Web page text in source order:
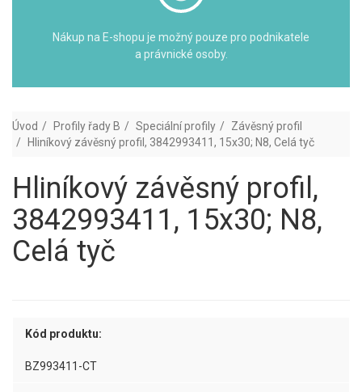
Nákup na E-shopu je možný pouze pro podnikatele
a právnické osoby.
Úvod Profily řady B Speciální profily
Závěsný profil
Hliníkový závěsný profil, 3842993411, 15x30; N8, Celá tyč
Hliníkový závěsný profil,
3842993411, 15x30; N8,
Celá tyč
Kód produktu:
BZ993411-CT